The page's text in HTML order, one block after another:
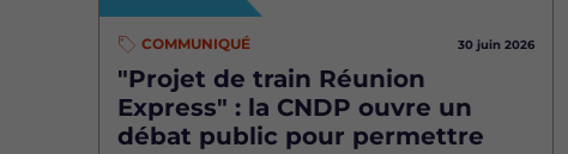
COMMUNIQUÉ 30 juin 2026
"Projet de train Réunion
Express" : la CNDP ouvre un
débat public pour permettre